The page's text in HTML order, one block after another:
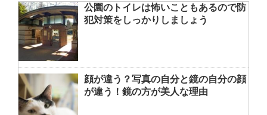
公園のトイレは怖いこともあるので防
犯対策をしっかりしましょう
顔が違う？写真の自分と鏡の自分の顔
が違う！鏡の方が美人な理由